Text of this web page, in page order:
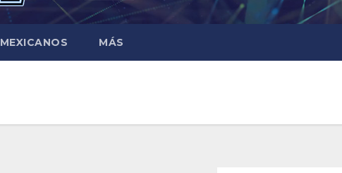
MEXICANOS MÁS